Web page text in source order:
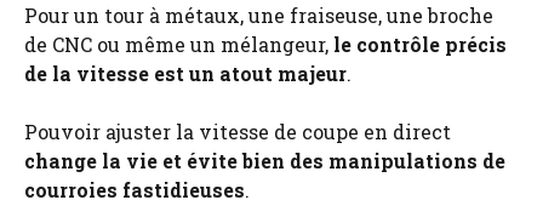
Pour un tour à métaux, une fraiseuse, une broche
de CNC ou même un mélangeur, le contrôle précis
de la vitesse est un atout majeur.
Pouvoir ajuster la vitesse de coupe en direct
change la vie et évite bien des manipulations de
courroies fastidieuses.